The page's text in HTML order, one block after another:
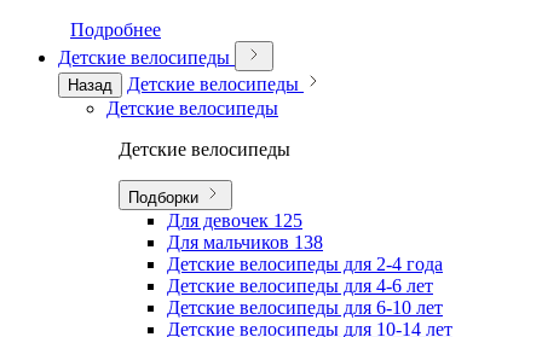
Подробнее
Детские велосипеды
Назад
Детские велосипеды
Детские велосипеды
Детские велосипеды
Подборки
Для девочек 125
Для мальчиков 138
Детские велосипеды для 2-4 года
Детские велосипеды для 4-6 лет
Детские велосипеды для 6-10 лет
Детские велосипеды для 10-14 лет